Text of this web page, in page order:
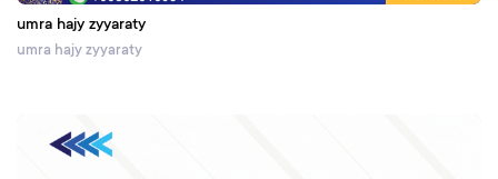
umra hajy zyyaraty
umra hajy zyyaraty